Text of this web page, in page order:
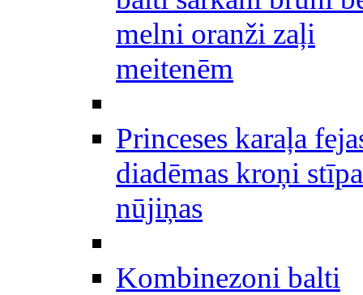
melni oranži zaļi
meitenēm
Princeses karaļa
diadēmas kroņi
nūjiņas
Kombinezoni balti